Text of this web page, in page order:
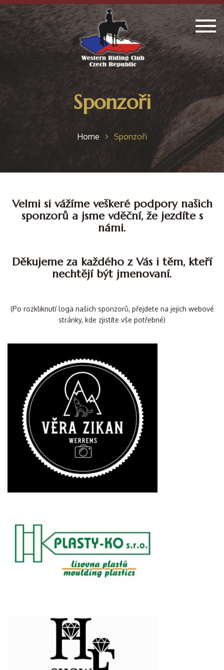
Sponzoři
Home Sponzoři
Velmi si vážíme veškeré podpory našich
sponzorů a jsme vděční, že jezdíte s
námi.
Děkujeme za každého z Vás i těm, kteří
nechtějí být jmenovaní.
(Po rozkliknutí loga našich sponzorů, přejdete na jejich webové
stránky, kde zjistíte vše potřebné)